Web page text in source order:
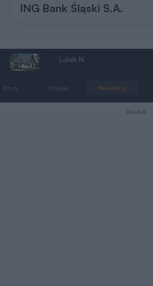
ING Bank Śląski S.A.
Lolek N
Rzuty Działka Parametry
REKLAMA